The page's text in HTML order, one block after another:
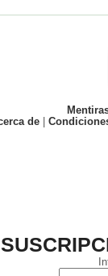
de